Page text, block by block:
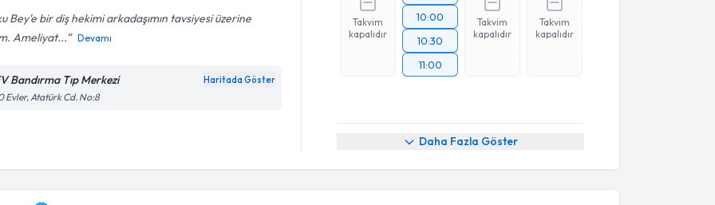
Bey'e bir diş hekimi arkadaşımın tavsiyesi üzerine
Ameliyat...
Devamı
Bandırma Tıp Merkezi Haritada Göster
Evler, Atatürk Cd. No:8
Takvim
kapalıdır
10:00
10:30
11:00
Takvim
kapalıdır
Takvim
kapalıdır
Daha Fazla Göster